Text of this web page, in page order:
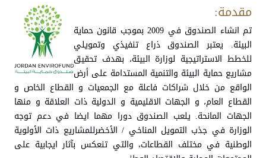
​​​​مقدمة:
تم انشاء الصندوق في 2009 بموجب قانون حماية
البيئة. يعتبر الصندوق ذراع تنفيذي وتمويلي
للخطط الاستراتيجية لوزارة البيئة، بهدف تحقيق
مشاريع حماية البيئة والتنمية المستدامة على أرض
الواقع من خلال شراكات فاعلة مع الجمعيات و القطاع الخاص و
القطاع العام، و الجهات الاقليمية و الدولية ذات العلاقة و منها
الجهات المانحة. يلعب الصندوق دورا مهما ايضا في دعم توجه
الوزارة في جذب التمويل المناخي / الأخضرللمشاريع ذات الأولوية
الوطنية في مختلف القطاعات، والتي تنعكس بآثار ايجابية على